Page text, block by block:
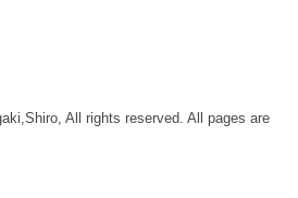
All rights reserved. All pages are